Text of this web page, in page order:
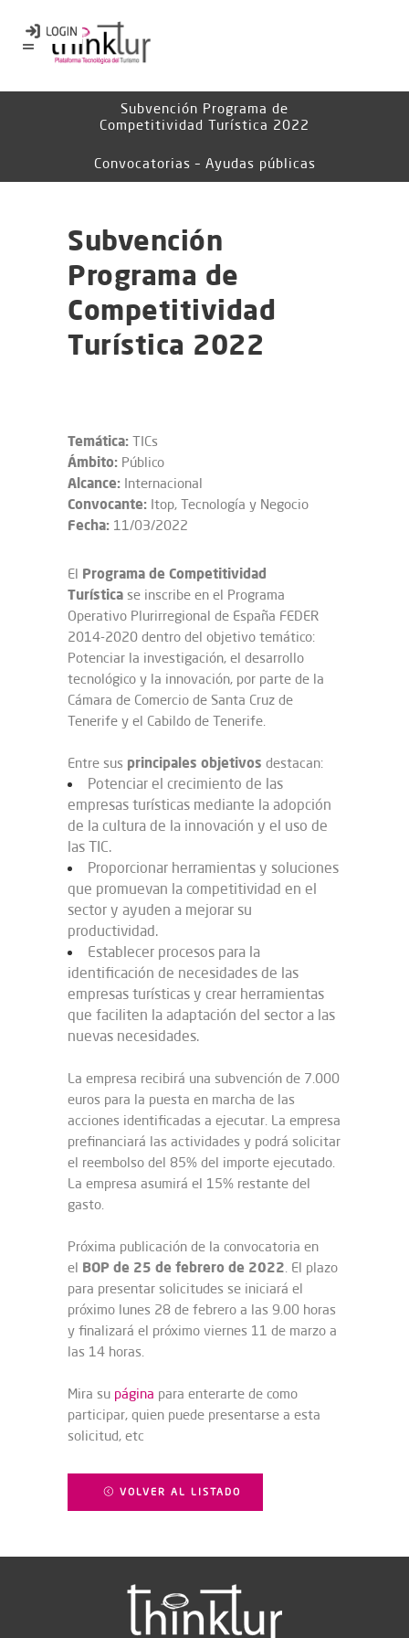
Subvención Programa de
Competitividad Turística 2022
Convocatorias – Ayudas públicas
Subvención
Programa de
Competitividad
Turística 2022
Temática: TICs
Ámbito: Público
Alcance: Internacional
Convocante: Itop, Tecnología y Negocio
Fecha: 11/03/2022
El Programa de Competitividad
Turística se inscribe en el Programa
Operativo Plurirregional de España FEDER
2014-2020 dentro del objetivo temático:
Potenciar la investigación, el desarrollo
tecnológico y la innovación, por parte de la
Cámara de Comercio de Santa Cruz de
Tenerife y el Cabildo de Tenerife.
Entre sus principales objetivos destacan:
Potenciar el crecimiento de las
empresas turísticas mediante la adopción
de la cultura de la innovación y el uso de
las TIC.
Proporcionar herramientas y soluciones
que promuevan la competitividad en el
sector y ayuden a mejorar su
productividad.
Establecer procesos para la
identificación de necesidades de las
empresas turísticas y crear herramientas
que faciliten la adaptación del sector a las
nuevas necesidades.
La empresa recibirá una subvención de 7.000
euros para la puesta en marcha de las
acciones identificadas a ejecutar. La empresa
prefinanciará las actividades y podrá solicitar
el reembolso del 85% del importe ejecutado.
La empresa asumirá el 15% restante del
gasto.
Próxima publicación de la convocatoria en
el BOP de 25 de febrero de 2022. El plazo
para presentar solicitudes se iniciará el
próximo lunes 28 de febrero a las 9.00 horas
y finalizará el próximo viernes 11 de marzo a
las 14 horas.
Mira su página para enterarte de como
participar, quien puede presentarse a esta
solicitud, etc
VOLVER AL LISTADO